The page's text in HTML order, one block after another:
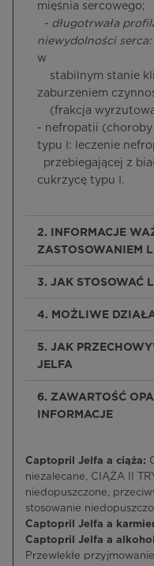
mięśnia sercowego;
- długotrwała
niewydolności serca:
w
stabilnym stanie
zaburzeniem
(frakcja
- nefropatii
typu I: leczenie
przebiegającej z
cukrzycę typu I.
2. INFORMACJE
ZASTOSOWANIEM
3. JAK STOSOWAĆ
4. MOŻLIWE
5. JAK
JELFA
6. ZAWARTOŚĆ
INFORMACJE
Captopril Jelfa a ciąża:
niezalecane, CIĄŻA II
niedopuszczone,
stosowanie
Captopril Jelfa a
Captopril Jelfa a
Przewlekłe